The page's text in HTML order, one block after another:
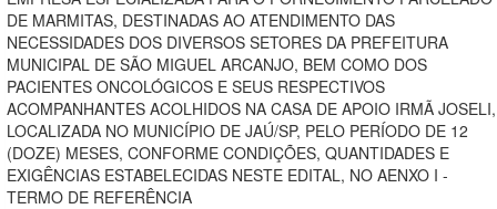
DE MARMITAS, DESTINADAS AO ATENDIMENTO DAS
NECESSIDADES DOS DIVERSOS SETORES DA PREFEITURA
MUNICIPAL DE SÃO MIGUEL ARCANJO, BEM COMO DOS
PACIENTES ONCOLÓGICOS E SEUS RESPECTIVOS
ACOMPANHANTES ACOLHIDOS NA CASA DE APOIO IRMÃ JOSELI,
LOCALIZADA NO MUNICÍPIO DE JAÚ/SP, PELO PERÍODO DE 12
(DOZE) MESES, CONFORME CONDIÇÕES, QUANTIDADES E
EXIGÊNCIAS ESTABELECIDAS NESTE EDITAL, NO AENXO I -
TERMO DE REFERÊNCIA